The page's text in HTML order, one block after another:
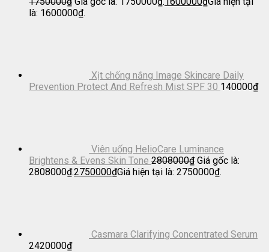
là: 1600000₫.
Xịt chống nắng Image Skincare Daily
Prevention Protect And Refresh Mist SPF 30 140000₫
Viên uống HelioCare Luminance
Brightens & Evens Skin Tone 2808000₫ Giá gốc là:
2808000₫.2750000₫Giá hiện tại là: 2750000₫.
Casmara Clarifying Concentrated Serum
2420000₫